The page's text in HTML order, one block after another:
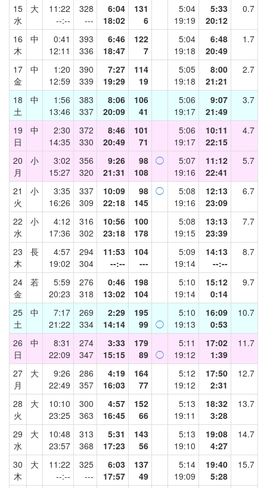
15
水
大
11:22
--:--
328
---
6:04
18:02
131
6
5:04
19:19
5:33
20:12
0.7
16
木
中
0:41
12:11
393
336
6:46
18:47
122
7
5:04
19:18
6:48
20:49
1.7
17
金
中
1:20
12:59
390
339
7:27
19:29
114
19
5:05
19:18
8:00
21:21
2.7
18
土
中
1:56
13:46
383
337
8:06
20:09
106
41
5:06
19:17
9:07
21:49
3.7
19
日
中
2:30
14:35
372
330
8:46
20:49
101
71
5:06
19:17
10:11
22:15
4.7
20
月
小
3:02
15:27
356
320
9:26
21:31
98
108
◯
5:07
19:16
11:12
22:41
5.7
21
火
小
3:35
16:26
337
309
10:09
22:18
98
145
◯
5:08
19:16
12:13
23:09
6.7
22
水
小
4:12
17:36
316
302
10:56
23:18
100
178
5:08
19:15
13:13
23:39
7.7
23
木
長
4:57
19:02
294
304
11:53
--:--
104
---
5:09
19:14
14:13
--:--
8.7
24
金
若
5:59
20:23
276
318
0:46
13:02
198
104
5:10
19:14
15:12
0:14
9.7
25
土
中
7:17
21:22
269
334
2:29
14:14
195
99 ◯
5:10
19:13
16:09
0:53
10.7
26
日
中
8:31
22:09
274
347
3:33
15:15
179
89 ◯
5:11
19:12
17:02
1:39
11.7
27
月
大
9:26
22:49
286
357
4:19
16:03
164
77
5:12
19:12
17:50
2:31
12.7
28
火
大
10:10
23:25
300
363
4:57
16:45
152
66
5:13
19:11
18:32
3:28
13.7
29
水
大
10:48
23:57
313
368
5:31
17:23
143
56
5:13
19:10
19:08
4:27
14.7
30
木
大
11:22
--:--
325
---
6:03
17:57
137
49
5:14
19:09
19:40
5:28
15.7